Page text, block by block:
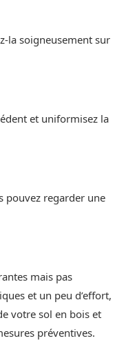
la soigneusement sur
et uniformisez la
pouvez regarder une
mais pas
et un peu d’effort,
votre sol en bois et
préventives.